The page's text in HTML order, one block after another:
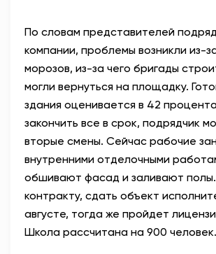
80,93 93,19
Вход / Регистрация
По словам представителей
компании, проблемы возникли из-
морозов, из-за чего бригады
могли вернуться на площадку.
здания оценивается в 42
закончить все в срок, подрядчик
вторые смены. Сейчас рабочие
внутренними отделочными
обшивают фасад и заливают
контракту, сдать объект
августе, тогда же пройдет
Школа рассчитана на 900 человек.